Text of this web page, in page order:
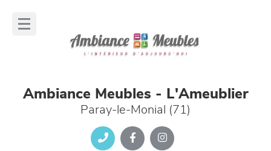
Ambiance Meubles - L'Ameublier
Paray-le-Monial (71)